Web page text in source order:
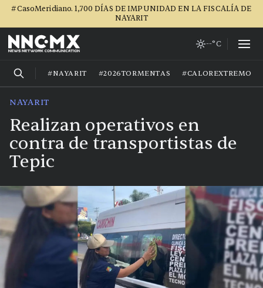
#CasoMeridiano. 1,700 DÍAS DE IMPUNIDAD EN LA FISCALÍA DE
NAYARIT
--°C
#NAYARIT #2026TORMENTAS #CALOREXTREMO
NAYARIT
Realizan operativos en
contra de transportistas de
Tepic